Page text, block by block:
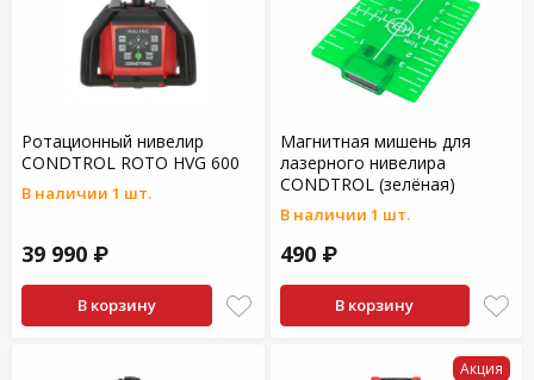
Ротационный нивелир
CONDTROL ROTO HVG 600
В наличии 1 шт.
39 990 ₽
В корзину
Магнитная мишень для
лазерного нивелира
CONDTROL (зелёная)
В наличии 1 шт.
490 ₽
В корзину
Акция